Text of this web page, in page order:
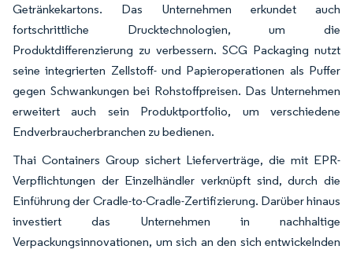
Getränkekartons. Das Unternehmen erkundet auch
fortschrittliche Drucktechnologien, um die
Produktdifferenzierung zu verbessern. SCG Packaging nutzt
seine integrierten Zellstoff- und Papieroperationen als Puffer
gegen Schwankungen bei Rohstoffpreisen. Das Unternehmen
erweitert auch sein Produktportfolio, um verschiedene
Endverbraucherbranchen zu bedienen.
Thai Containers Group sichert Lieferverträge, die mit EPR-
Verpflichtungen der Einzelhändler verknüpft sind, durch die
Einführung der Cradle-to-Cradle-Zertifizierung. Darüber hinaus
investiert das Unternehmen in nachhaltige
Verpackungsinnovationen, um sich an den sich entwickelnden